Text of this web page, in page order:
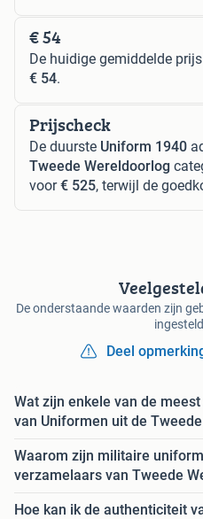
€ 54
De huidige gemiddelde
€ 54.
Prijscheck
De duurste Uniform 1940
Tweede Wereldoorlog
voor€ 525, terwijl de
De onderstaande waarden zijn
Deel
Wat zijn enkele van de
van Uniformen uit de
Waarom zijn militaire
verzamelaars van Tweede
Hoe kan ik de authenticiteit